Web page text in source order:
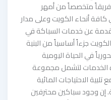
متخصصاً من أمهر
أنحاء الكويت وعلى مدار
اتصل الان : 95519305 مقدمة عن خدمات السباكة في
جزءاً أساسياً من البنية
في الحياة اليومية
الخدمات لتشمل مجموعة
الاحتياجات المائية
إن وجود سباكين محترفين